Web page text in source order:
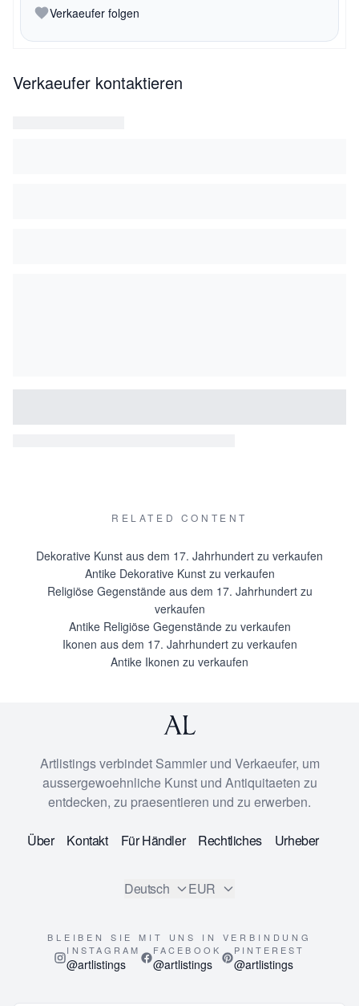
Verkaeufer folgen
Verkaeufer kontaktieren
RELATED CONTENT
Dekorative Kunst aus dem 17. Jahrhundert zu verkaufen
Antike Dekorative Kunst zu verkaufen
Religiöse Gegenstände aus dem 17. Jahrhundert zu
verkaufen
Antike Religiöse Gegenstände zu verkaufen
Ikonen aus dem 17. Jahrhundert zu verkaufen
Antike Ikonen zu verkaufen
Artlistings verbindet Sammler und Verkaeufer, um
aussergewoehnliche Kunst und Antiquitaeten zu
entdecken, zu praesentieren und zu erwerben.
Über Kontakt Für Händler Rechtliches Urheber
Deutsch EUR
BLEIBEN SIE MIT UNS IN VERBINDUNG
INSTAGRAM
@artlistings
FACEBOOK
@artlistings
PINTEREST
@artlistings